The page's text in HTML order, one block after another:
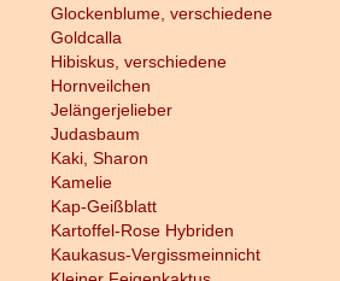
Glockenblume, verschiedene
Goldcalla
Hibiskus, verschiedene
Hornveilchen
Jelängerjelieber
Judasbaum
Kaki, Sharon
Kamelie
Kap-Geißblatt
Kartoffel-Rose Hybriden
Kaukasus-Vergissmeinnicht